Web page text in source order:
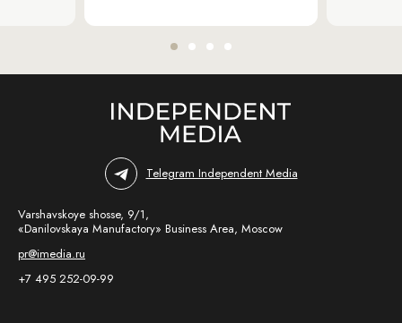
Telegram Independent Media
Varshavskoye shosse, 9/1,
«Danilovskaya Manufactory» Business Area, Moscow
pr@imedia.ru
+7 495 252-09-99